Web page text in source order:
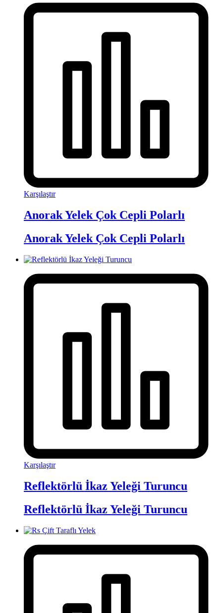
Karşılaştır
Anorak Yelek Çok Cepli Polarlı
Anorak Yelek Çok Cepli Polarlı
Karşılaştır
Reflektörlü İkaz Yeleği Turuncu
Reflektörlü İkaz Yeleği Turuncu